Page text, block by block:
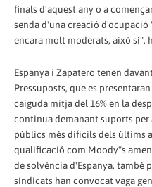
finals d'aquest any o a
senda d'una creació
encara molt moderats, això sí",
Espanya i Zapatero tenen
Pressuposts, que es
caiguda mitja del 16% en la
continua demanant suports per
públics més difícils dels últims
qualificació com Moody"s
de solvència d'Espanya, també
sindicats han convocat vaga